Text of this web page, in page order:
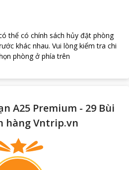
thể có chính sách hủy đặt phòng
khác nhau. Vui lòng kiểm tra chi
phòng ở phía trên
A25 Premium - 29 Bùi
hàng Vntrip.vn